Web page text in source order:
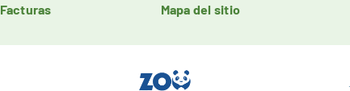
Facturas Mapa del sitio